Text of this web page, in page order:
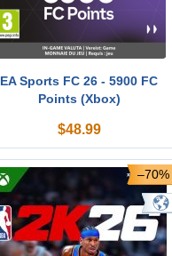
EA Sports FC 26 - 5900 FC
Points (Xbox)
$48.99
–70%